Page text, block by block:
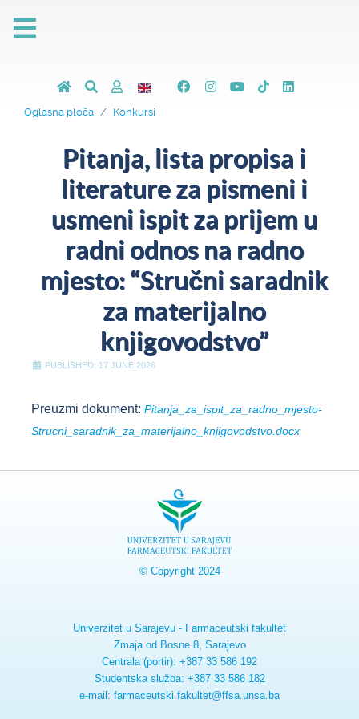
Oglasna ploča Konkursi
Pitanja, lista propisa i
literature za pismeni i
usmeni ispit za prijem u
radni odnos na radno
mjesto: “Stručni saradnik
za materijalno
knjigovodstvo”
PUBLISHED: 17 JUNE 2026
Preuzmi dokument: Pitanja_za_ispit_za_radno_mjesto-
Strucni_saradnik_za_materijalno_knjigovodstvo.docx
© Copyright 2024
Univerzitet u Sarajevu - Farmaceutski fakultet
Zmaja od Bosne 8, Sarajevo
Centrala (portir): +387 33 586 192
Studentska služba: +387 33 586 182
e-mail: farmaceutski.fakultet@ffsa.unsa.ba